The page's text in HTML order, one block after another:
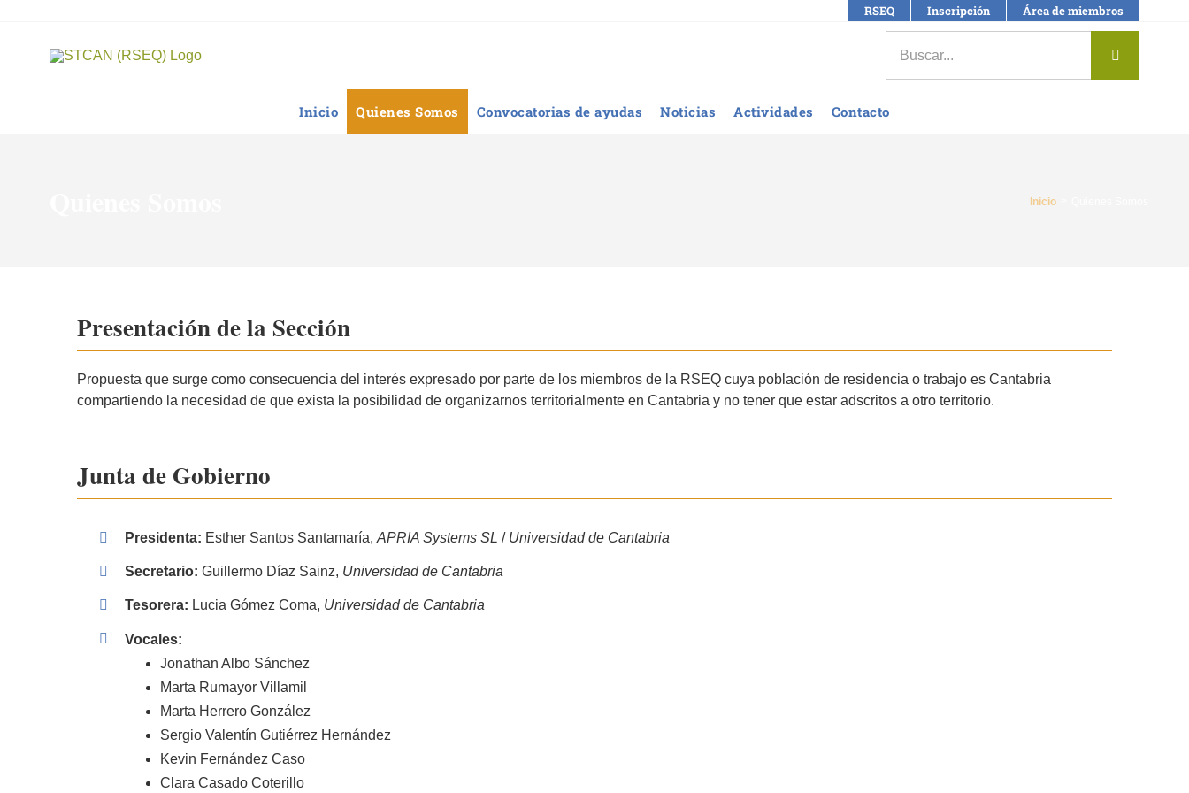
contenido
RSEQ Inscripción Área de miembros
Inicio Quienes Somos Convocatorias de ayudas Noticias Actividades Contacto
Inicio
Presentación de la Sección
Propuesta que surge como consecuencia del interés expresado por parte de los miembros de la RSEQ cuya población de residencia o trabajo es Cantabria
compartiendo la necesidad de que exista la posibilidad de organizarnos territorialmente en Cantabria y no tener que estar adscritos a otro territorio.
Junta de Gobierno
Presidenta: Esther Santos Santamaría,APRIA Systems SL / Universidad de Cantabria
Secretario:Guillermo Díaz Sainz, Universidad de Cantabria
Tesorera: Lucia Gómez Coma, Universidad de Cantabria
Vocales:
Jonathan Albo Sánchez
Marta Rumayor Villamil
Marta Herrero González
Sergio Valentín Gutiérrez Hernández
Kevin Fernández Caso
Clara Casado Coterillo